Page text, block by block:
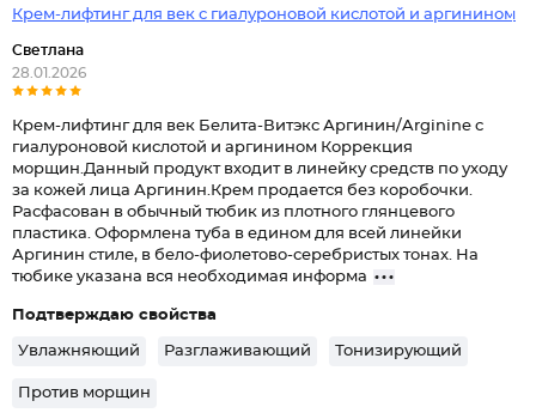
Крем-лифтинг для век с гиалуроновой кислотой и аргинином
Светлана
28.01.2026
Крем-лифтинг для век Белита-Витэкс Аргинин/Arginine с
гиалуроновой кислотой и аргинином Коррекция
морщин.Данный продукт входит в линейку средств по уходу
за кожей лица Аргинин.Крем продается без коробочки.
Расфасован в обычный тюбик из плотного глянцевого
пластика. Оформлена туба в едином для всей линейки
Аргинин стиле, в бело-фиолетово-серебристых тонах. На
тюбике указана вся необходимая информа
Подтверждаю свойства
Увлажняющий Разглаживающий Тонизирующий
Против морщин